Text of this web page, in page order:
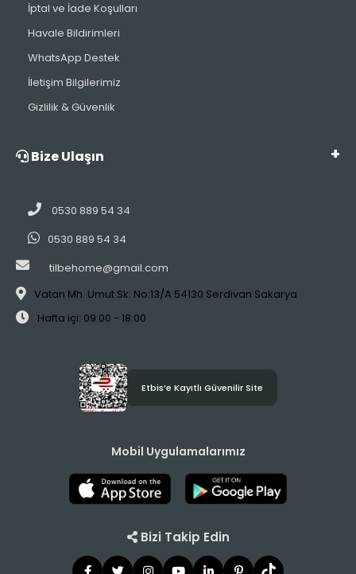
İptal ve İade Koşulları
Havale Bildirimleri
WhatsApp Destek
İletişim Bilgilerimiz
Gizlilik & Güvenlik
Bize Ulaşın
0530 889 54 34
0530 889 54 34
tilbehome@gmail.com
Vatan Mh. Umut Sk. No:13/A 54130 Serdivan Sakarya
Hafta içi: 09:00 - 18:00
Etbis’e Kayıtlı Güvenilir Site
Mobil Uygulamalarımız
Bizi Takip Edin